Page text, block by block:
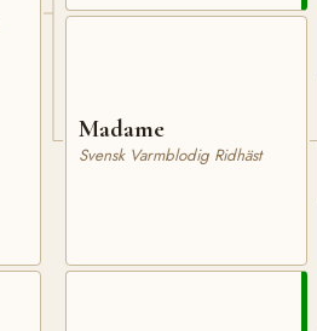
Madame
Svensk Varmblodig Ridhäst